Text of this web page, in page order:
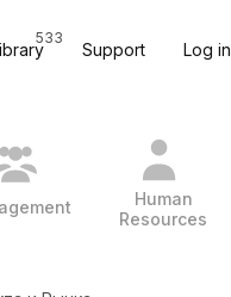
533
Support Log in
Human
Resources